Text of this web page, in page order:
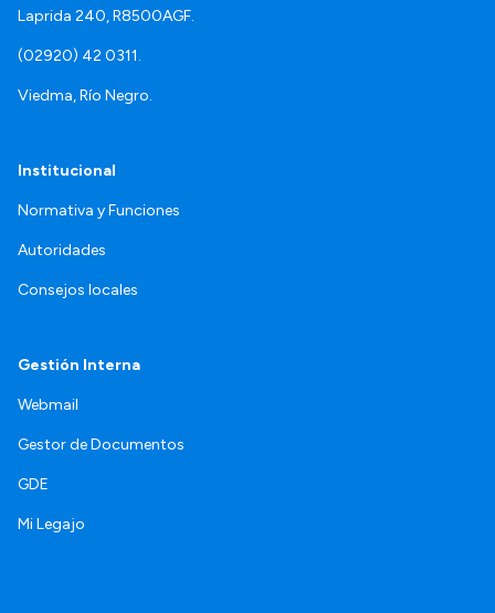
Laprida 240, R8500AGF.
(02920) 42 0311.
Viedma, Río Negro.
Institucional
Normativa y Funciones
Autoridades
Consejos locales
Gestión Interna
Webmail
Gestor de Documentos
GDE
Mi Legajo